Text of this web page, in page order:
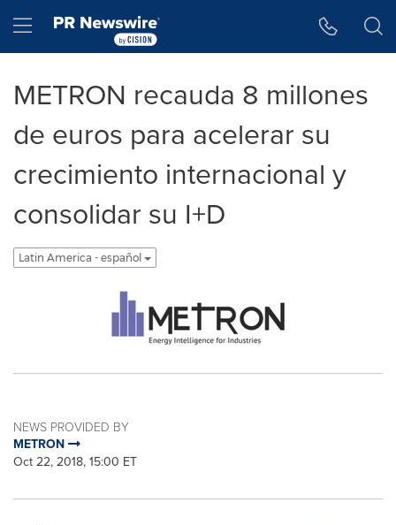
Hamburger menu
METRON recauda 8 millones
de euros para acelerar su
crecimiento internacional y
consolidar su I+D
Latin America - español
NEWS PROVIDED BY
METRON
Oct 22, 2018, 15:00 ET